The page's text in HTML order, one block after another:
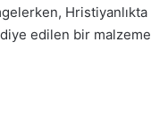
Hristiyanlıkta
edilen bir malzeme